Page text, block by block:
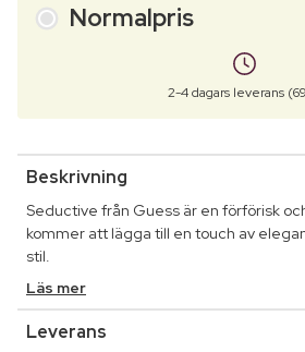
Normalpris
2-4 dagars leverans
Beskrivning
Seductive från Guess är en förförisk
kommer att lägga till en touch av
stil.
Läs mer
Leverans